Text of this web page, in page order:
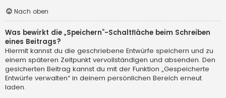
Nach oben
Was bewirkt die „Speichern“-Schaltfläche beim Schreiben
eines Beitrags?
Hiermit kannst du die geschriebene Entwürfe speichern und zu
einem späteren Zeitpunkt vervollständigen und absenden. Den
gesicherten Beitrag kannst du mit der Funktion „Gespeicherte
Entwürfe verwalten“ in deinem persönlichen Bereich erneut
laden.